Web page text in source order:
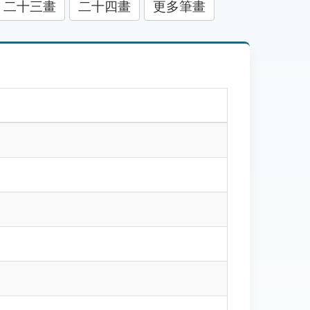
二十三畫 二十四畫 更多筆畫